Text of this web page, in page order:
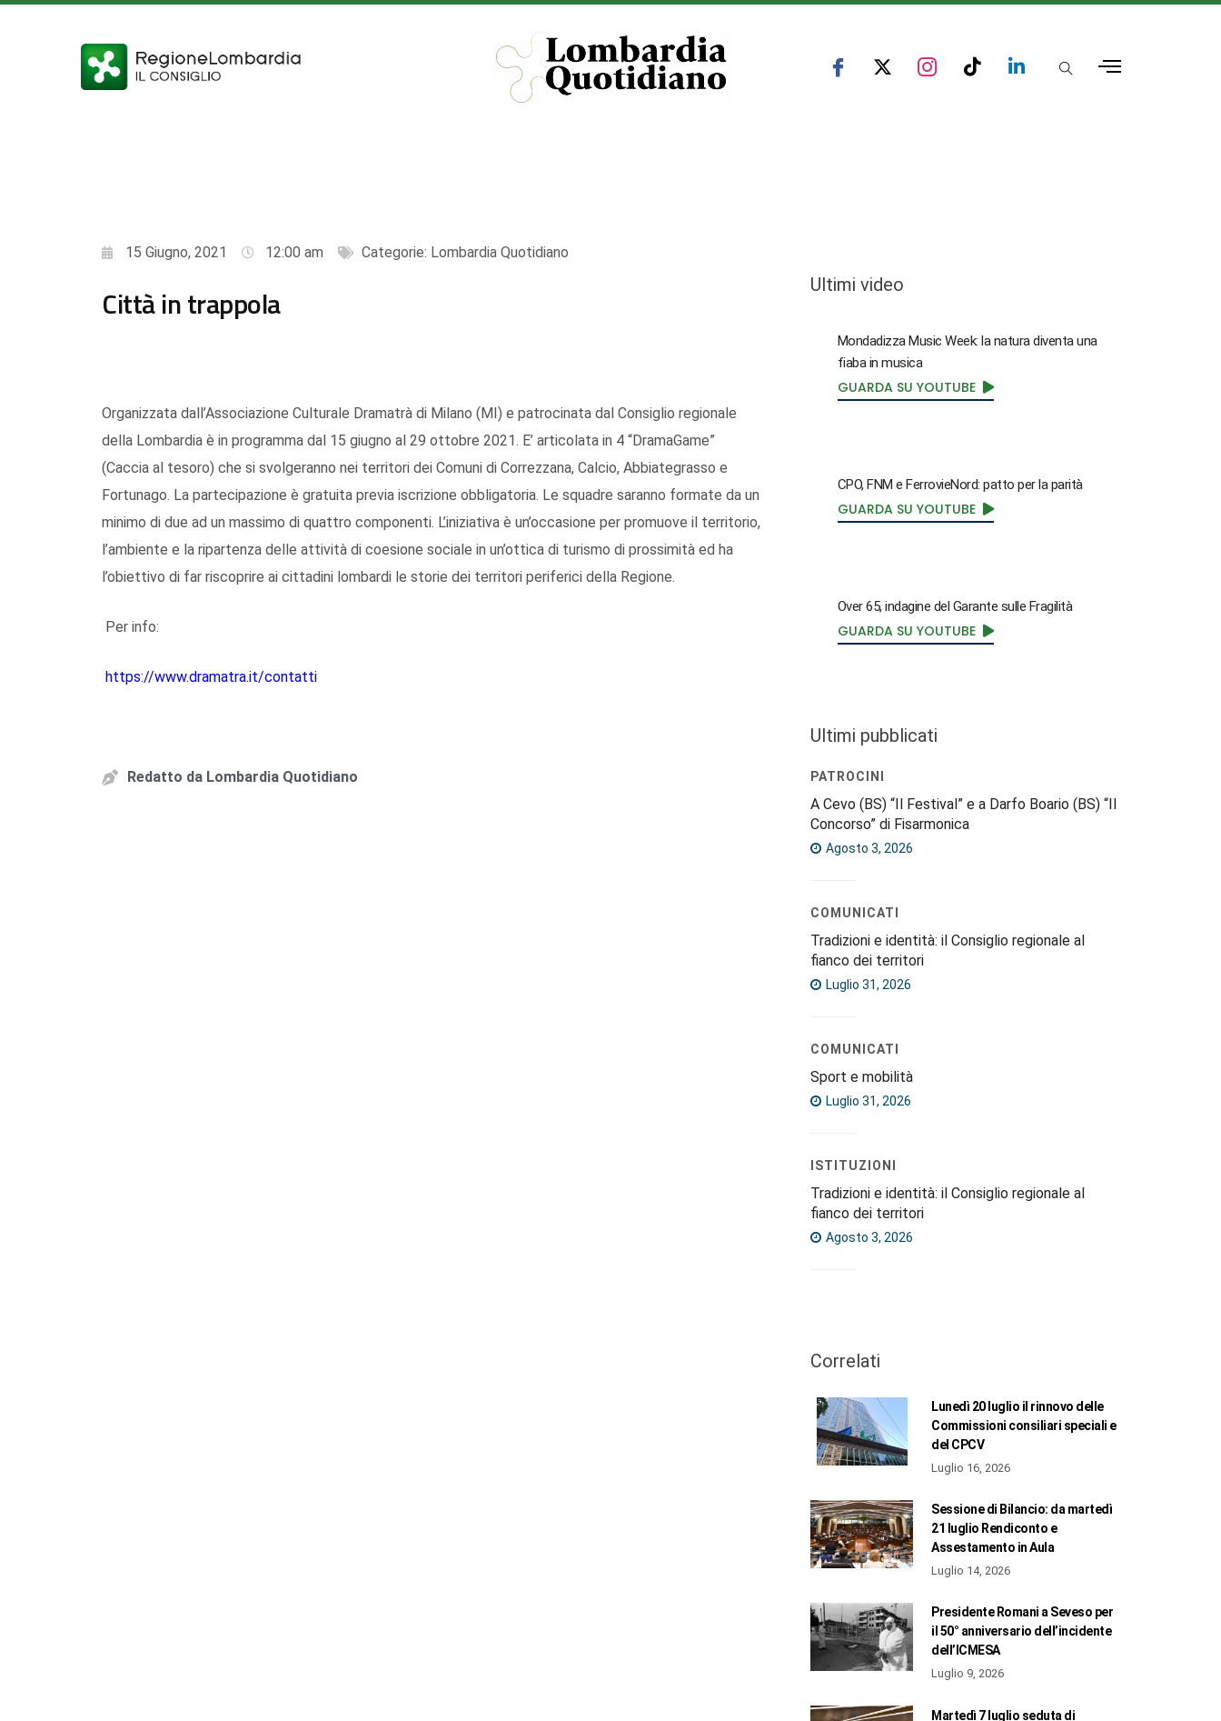
15 Giugno, 2021 12:00 am Categorie: Lombardia Quotidiano
Città in trappola
Organizzata dall’Associazione Culturale Dramatrà di Milano (MI) e patrocinata dal Consiglio regionale
della Lombardia è in programma dal 15 giugno al 29 ottobre 2021. E’ articolata in 4 “DramaGame”
(Caccia al tesoro) che si svolgeranno nei territori dei Comuni di Correzzana, Calcio, Abbiategrasso e
Fortunago. La partecipazione è gratuita previa iscrizione obbligatoria. Le squadre saranno formate da un
minimo di due ad un massimo di quattro componenti. L’iniziativa è un’occasione per promuove il territorio,
l’ambiente e la ripartenza delle attività di coesione sociale in un’ottica di turismo di prossimità ed ha
l’obiettivo di far riscoprire ai cittadini lombardi le storie dei territori periferici della Regione.
Per info:
https://www.dramatra.it/contatti
Redatto da Lombardia Quotidiano
Ultimi video
Mondadizza Music Week: la natura diventa una
fiaba in musica
GUARDA SU YOUTUBE
CPO, FNM e FerrovieNord: patto per la parità
GUARDA SU YOUTUBE
Over 65, indagine del Garante sulle Fragilità
GUARDA SU YOUTUBE
Ultimi pubblicati
PATROCINI
A Cevo (BS) “Il Festival” e a Darfo Boario (BS) “Il
Concorso” di Fisarmonica
Agosto 3, 2026
COMUNICATI
Tradizioni e identità: il Consiglio regionale al
fianco dei territori
Luglio 31, 2026
COMUNICATI
Sport e mobilità
Luglio 31, 2026
ISTITUZIONI
Tradizioni e identità: il Consiglio regionale al
fianco dei territori
Agosto 3, 2026
Correlati
Lunedì 20 luglio il rinnovo delle
Commissioni consiliari speciali e
del CPCV
Luglio 16, 2026
Sessione di Bilancio: da martedì
21 luglio Rendiconto e
Assestamento in Aula
Luglio 14, 2026
Presidente Romani a Seveso per
il 50° anniversario dell’incidente
dell’ICMESA
Luglio 9, 2026
Martedì 7 luglio seduta di